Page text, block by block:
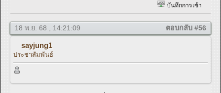
บันทึกการเข้า
18 พ.ย. 68 , 14:21:09 ตอบกลับ #56
sayjung1
ประชาสัมพันธ์